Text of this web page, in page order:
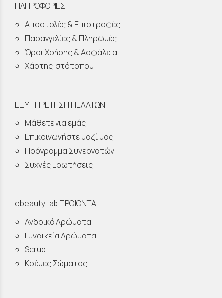
ΠΛΗΡΟΦΟΡΙΕΣ
Αποστολές & Επιστροφές
Παραγγελίες & Πληρωμές
Όροι Χρήσης & Ασφάλεια
Χάρτης Ιστότοπου
ΕΞΥΠΗΡΕΤΗΣΗ ΠΕΛΑΤΩΝ
Μάθετε για εμάς
Επικοινωνήστε μαζί μας
Πρόγραμμα Συνεργατών
Συχνές Ερωτήσεις
ebeautyLab ΠΡΟΪΟΝΤΑ
Ανδρικά Αρώματα
Γυναικεία Αρώματα
Scrub
Κρέμες Σώματος